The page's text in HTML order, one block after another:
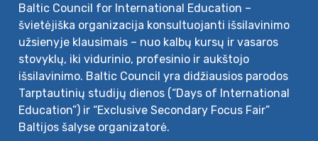
Baltic Council for International Education –
švietėjiška organizacija konsultuojanti išsilavinimo
užsienyje klausimais – nuo kalbų kursų ir vasaros
stovyklų, iki vidurinio, profesinio ir aukštojo
išsilavinimo. Baltic Council yra didžiausios parodos
Tarptautinių studijų dienos (“Days of International
Education”) ir “Exclusive Secondary Focus Fair”
Baltijos šalyse organizatorė.